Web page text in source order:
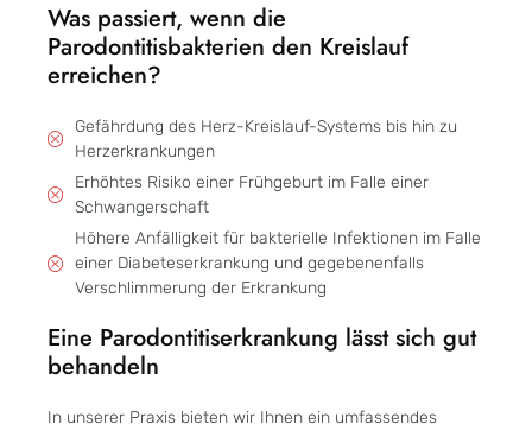
Was passiert, wenn die
Parodontitisbakterien den Kreislauf
erreichen?
Gefährdung des Herz-Kreislauf-Systems bis hin zu
Herzerkrankungen
Erhöhtes Risiko einer Frühgeburt im Falle einer
Schwangerschaft
Höhere Anfälligkeit für bakterielle Infektionen im Falle
einer Diabeteserkrankung und gegebenenfalls
Verschlimmerung der Erkrankung
Eine Parodontitiserkrankung lässt sich gut
behandeln
In unserer Praxis bieten wir Ihnen ein umfassendes